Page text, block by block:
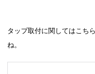
タップ取付に関してはこち
ね。